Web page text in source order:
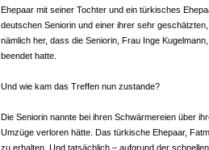
Ehepaar mit seiner Tochter und ein türkisches
deutschen Seniorin und einer ihrer sehr
nämlich her, dass die Seniorin, Frau Inge
beendet hatte.
Und wie kam das Treffen nun zustande?
Die Seniorin nannte bei ihren Schwärmereien über
Umzüge verloren hätte. Das türkische Ehepaar,
zu erhalten. Und tatsächlich – aufgrund der